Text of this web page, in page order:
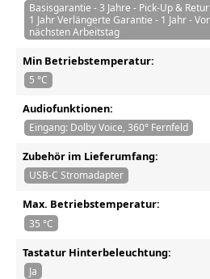
Basisgarantie - 3 Jahre - Pick-Up &
1 Jahr Verlängerte Garantie - 1 Jahr -
nächsten Arbeitstag
Min Betriebstemperatur:
5 °C
Audiofunktionen:
Eingang: Dolby Voice, 360° Fernfeld
Zubehör im Lieferumfang:
USB-C Stromadapter
Max. Betriebstemperatur:
35 °C
Tastatur Hinterbeleuchtung:
Ja